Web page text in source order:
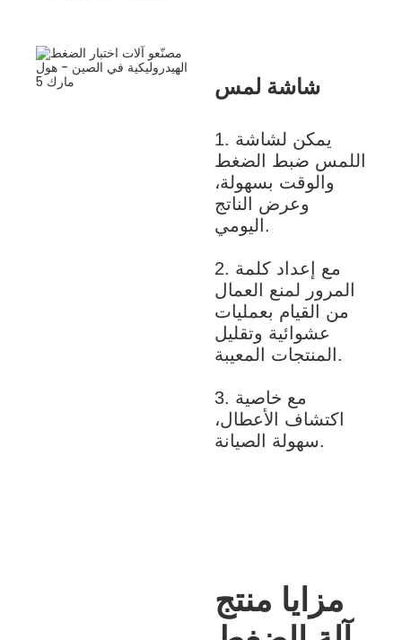
شاشة لمس
1. يمكن لشاشة
اللمس ضبط الضغط
والوقت بسهولة،
وعرض الناتج
اليومي.
2. مع إعداد كلمة
المرور لمنع العمال
من القيام بعمليات
عشوائية وتقليل
المنتجات المعيبة.
3. مع خاصية
اكتشاف الأعطال،
سهولة الصيانة.
مزايا منتج